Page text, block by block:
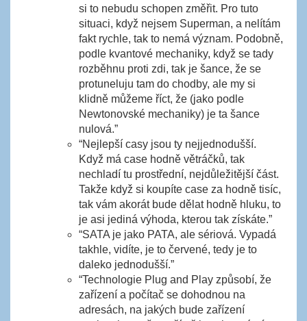
si to nebudu schopen změřit. Pro tuto
situaci, když nejsem Superman, a nelítám
fakt rychle, tak to nemá význam. Podobně,
podle kvantové mechaniky, když se tady
rozběhnu proti zdi, tak je šance, že se
protuneluju tam do chodby, ale my si
klidně můžeme říct, že (jako podle
Newtonovské mechaniky) je ta šance
nulová.”
“Nejlepší casy jsou ty nejjednodušší.
Když má case hodně větráčků, tak
nechladí tu prostřední, nejdůležitější část.
Takže když si koupíte case za hodně tisíc,
tak vám akorát bude dělat hodně hluku, to
je asi jediná výhoda, kterou tak získáte.”
“SATA je jako PATA, ale sériová. Vypadá
takhle, vidíte, je to červené, tedy je to
daleko jednodušší.”
“Technologie Plug and Play způsobí, že
zařízení a počítač se dohodnou na
adresách, na jakých bude zařízení